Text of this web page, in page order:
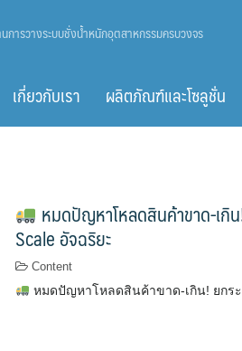
การวางระบบชั่งน้ำหนักอุตสาหกรรมครบวงจร
เกี่ยวกับเรา ผลิตภัณฑ์และโซลูชั่น
หมดปัญหาโหลดสินค้าขาด-เกิ
Scale อัจฉริยะ
Content
หมดปัญหาโหลดสินค้าขาด-เกิน! ยกร